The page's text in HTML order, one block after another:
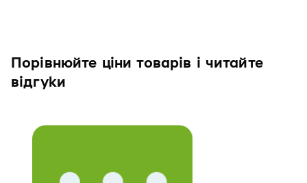
Порівнюйте ціни товарів і читайте
відгуки